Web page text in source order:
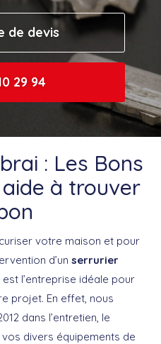
de devis
29 94
: Les Bons
à trouver
votre maison et pour
d’un serrurier
l’entreprise idéale pour
projet. En effet, nous
dans l’entretien, le
divers équipements de